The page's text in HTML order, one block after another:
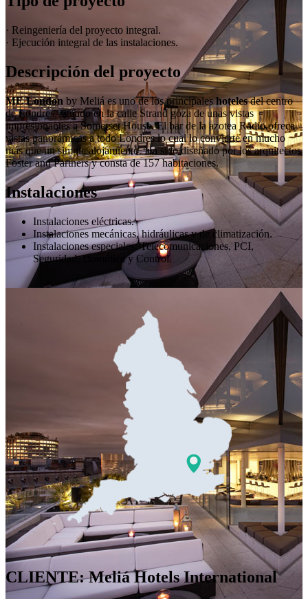
· Reingeniería del proyecto integral.
· Ejecución integral de las instalaciones.
Descripción del proyecto
ME London by Meliá es uno de los principaleshotelesdel centro
de Londres, situado en la calle Strand goza de unas vistas
impresionantes a Somerset House. El bar de la azotea Radio ofrece
vistas panorámicas a todo Londres lo cual lo convierte en mucho
más que un simple alojamiento. Ha sido diseñado por los arquitectos
Foster and Partners y consta de 157 habitaciones.
Instalaciones
Instalaciones eléctricas.
Instalaciones mecánicas, hidráulicas y de climatización.
Instalaciones especiales: Telecomunicaciones, PCI,
Seguridad, Domótica y Control.
CLIENTE: Meliá Hotels International